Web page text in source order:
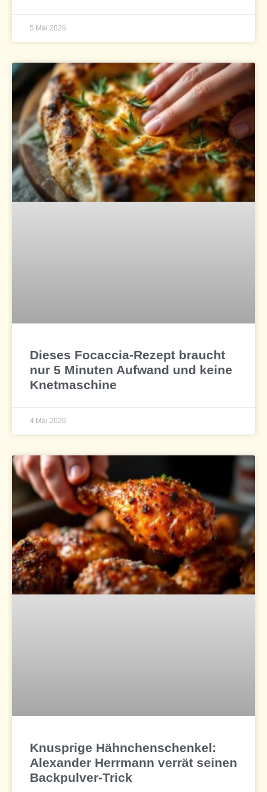
5 Mai 2026
Dieses Focaccia-Rezept braucht
nur 5 Minuten Aufwand und keine
Knetmaschine
4 Mai 2026
Knusprige Hähnchenschenkel:
Alexander Herrmann verrät seinen
Backpulver-Trick